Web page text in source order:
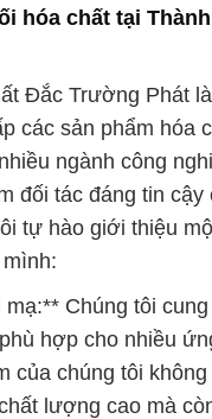
hóa chất tại
Đắc Trường Phát
các sản phẩm hóa
ngành công
đối tác đáng tin cậy
tự hào giới thiệu
mạ:** Chúng tôi
hợp cho nhiều
của chúng tôi
lượng cao mà